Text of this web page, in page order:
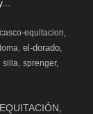
casco-equitacion
el-dorado
silla sprenger